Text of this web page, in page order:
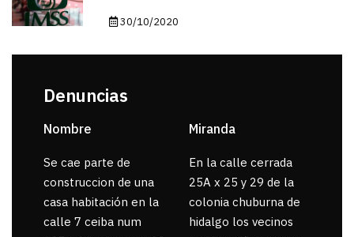
30/10/2020
Denuncias
Nombre
Se cae parte de
construccion de una
casa habitación en la
calle 7 ceiba num
Miranda
En la calle cerrada
25A x 25 y 29 de la
colonia chuburna de
hidalgo los vecinos